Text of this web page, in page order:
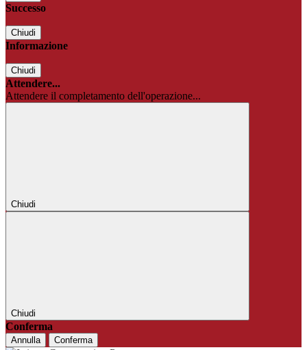
Successo
Chiudi
Informazione
Chiudi
Attendere...
Attendere il completamento dell'operazione...
Chiudi
Chiudi
Conferma
Annulla Conferma